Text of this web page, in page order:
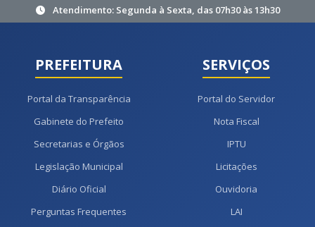
Atendimento: Segunda à Sexta, das 07h30 às 13h30
PREFEITURA
Portal da Transparência
Gabinete do Prefeito
Secretarias e Órgãos
Legislação Municipal
Diário Oficial
Perguntas Frequentes
SERVIÇOS
Portal do Servidor
Nota Fiscal
IPTU
Licitações
Ouvidoria
LAI